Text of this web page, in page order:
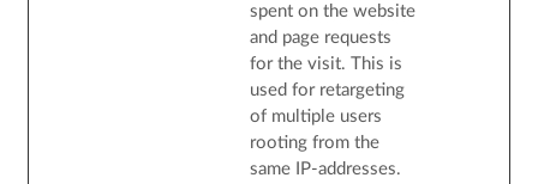
spent on the website
and page requests
for the visit. This is
used for retargeting
of multiple users
rooting from the
same IP-addresses.